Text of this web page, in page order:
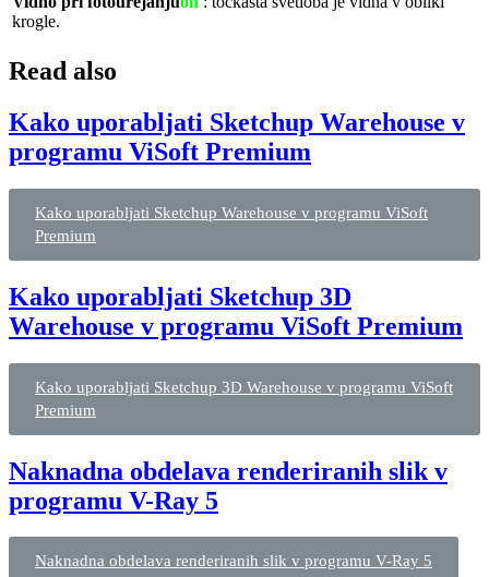
krogle.
Read also
Kako uporabljati Sketchup Warehouse v
programu ViSoft Premium
Kako uporabljati Sketchup Warehouse v programu ViSoft
Premium
Kako uporabljati Sketchup 3D
Warehouse v programu ViSoft Premium
Kako uporabljati Sketchup 3D Warehouse v programu ViSoft
Premium
Naknadna obdelava renderiranih slik v
programu V-Ray 5
Naknadna obdelava renderiranih slik v programu V-Ray 5